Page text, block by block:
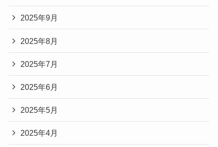
2025年9月
2025年8月
2025年7月
2025年6月
2025年5月
2025年4月